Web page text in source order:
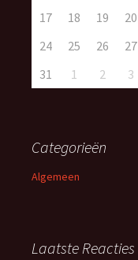
17
18 19 20
24
25 26 27
31
1 2 3
Categorieën
Algemeen
Laatste Reacties